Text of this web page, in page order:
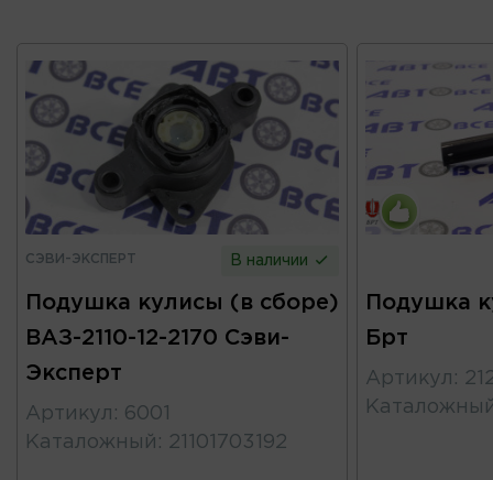
СЭВИ-ЭКСПЕРТ В наличии
Подушка кулисы (в сборе)
ВАЗ-2110-12-2170 Сэви-
Эксперт
Артикул : 6001
Каталожный : 21101703192
Подушка
Брт
Артикул :